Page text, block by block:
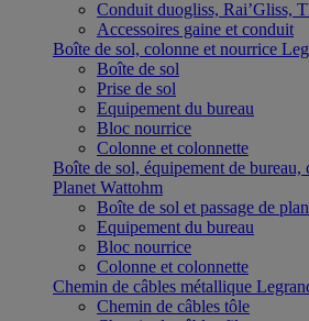
Conduit duogliss, Rai’Gliss,
Accessoires gaine et conduit
Boîte de sol, colonne et nourrice
Boîte de sol
Prise de sol
Equipement du bureau
Bloc nourrice
Colonne et colonnette
Boîte de sol, équipement de bureau,
Planet Wattohm
Boîte de sol et passage de
Equipement du bureau
Bloc nourrice
Colonne et colonnette
Chemin de câbles métallique
Chemin de câbles tôle